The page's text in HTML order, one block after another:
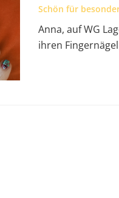
Schön für
Anna, auf WG
ihren